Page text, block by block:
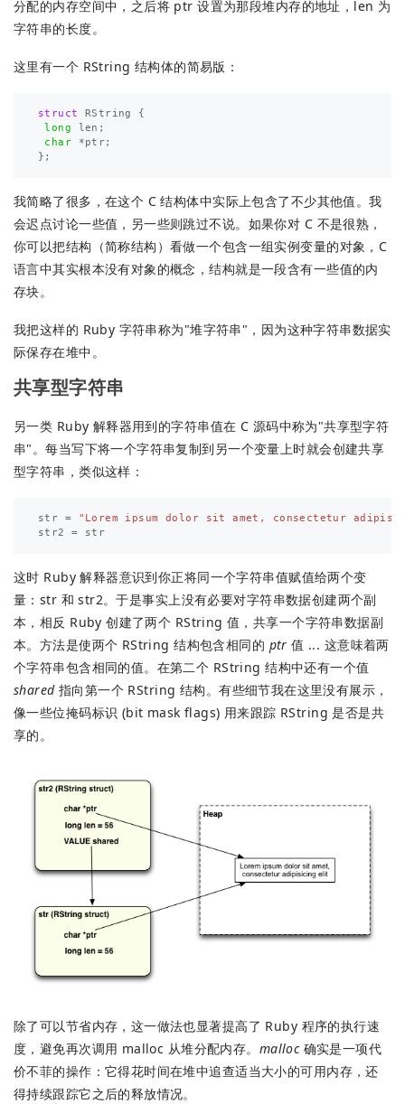
分配的内存空间中，之后将 ptr 设置为那段堆内存的地址，len 为
字符串的长度。
这里有一个 RString 结构体的简易版：
struct RString
{
long
len ;
char
*ptr;
};
我简略了很多，在这个 C 结构体中实际上包含了不少其他值。我
会迟点讨论一些值，另一些则跳过不说。如果你对 C 不是很熟，
你可以把结构（简称结构）看做一个包含一组实例变量的对象，C
语言中其实根本没有对象的概念，结构就是一段含有一些值的内
存块。
我把这样的 Ruby 字符串称为"堆字符串"，因为这种字符串数据实
际保存在堆中。
共享型字符串
另一类 Ruby 解释器用到的字符串值在 C 源码中称为"共享型字符
串"。每当写下将一个字符串复制到另一个变量上时就会创建共享
型字符串，类似这样：
str =
"Lorem ipsum dolor sit amet, consectetur
str2
= str
这时 Ruby 解释器意识到你正将同一个字符串值赋值给两个变
量：str 和 str2。于是事实上没有必要对字符串数据创建两个副
本，相反 Ruby 创建了两个 RString 值，共享一个字符串数据副
本。方法是使两个 RString 结构包含相同的 ptr 值 ... 这意味着两
个字符串包含相同的值。在第二个 RString 结构中还有一个值
shared指向第一个 RString 结构。有些细节我在这里没有展示，
像一些位掩码标识 (bit mask flags) 用来跟踪 RString 是否是共
享的。
除了可以节省内存，这一做法也显著提高了 Ruby 程序的执行速
度，避免再次调用 malloc 从堆分配内存。 malloc确实是一项代
价不菲的操作：它得花时间在堆中追查适当大小的可用内存，还
得持续跟踪它之后的释放情况。